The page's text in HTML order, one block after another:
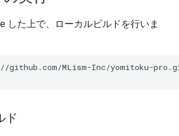
した上で、ローカルビルドを行いま
ド